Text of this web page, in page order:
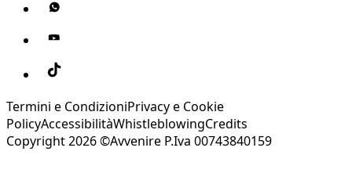
Termini e CondizioniPrivacy e Cookie
PolicyAccessibilitàWhistleblowingCredits
Copyright 2026 ©Avvenire P.Iva 00743840159